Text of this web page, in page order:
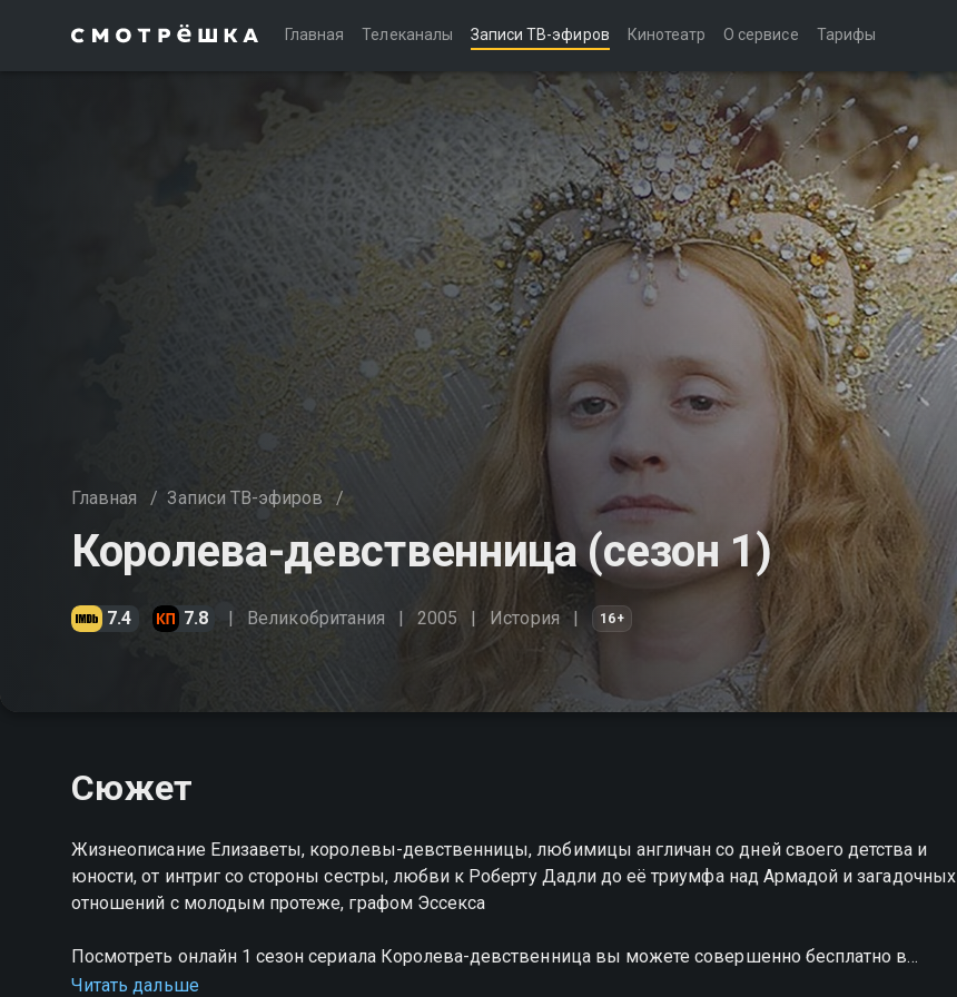
Главная Телеканалы Записи ТВ-эфиров Кинотеатр О сервисе Тарифы
Главная / Записи ТВ-эфиров /
Королева-девственница (сезон 1)
7.4 7.8 Великобритания 2005 История 16+
Сюжет
Жизнеописание Елизаветы, королевы-девственницы, любимицы англичан со дней своего детства и
юности, от интриг со стороны сестры, любви к Роберту Дадли до её триумфа над Армадой и загадочных
отношений с молодым протеже, графом Эссекса
Посмотреть онлайн 1 сезон сериала Королева-девственница вы можете совершенно бесплатно в
хорошем HD качестве на Смотрёшке
Читать дальше